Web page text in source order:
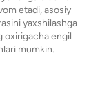
etadi, asosiy
yaxshilashga
oxirigacha engil
mumkin.